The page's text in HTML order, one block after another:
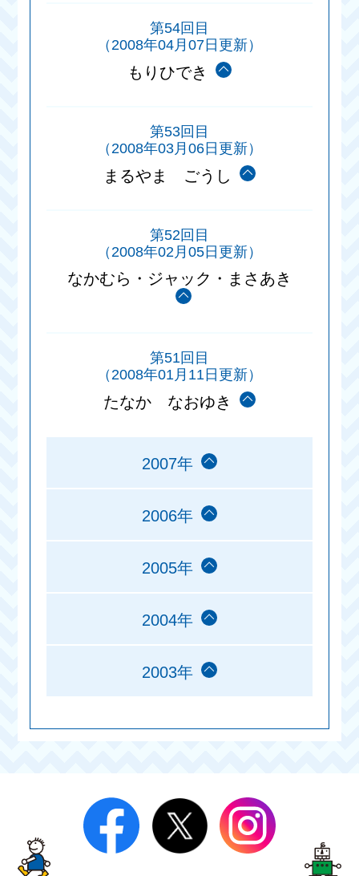
第54回目
（2008年04月07日更新）
もりひでき
第53回目
（2008年03月06日更新）
まるやま ごうし
第52回目
（2008年02月05日更新）
なかむら・ジャック・まさあき
第51回目
（2008年01月11日更新）
たなか なおゆき
2007年
2006年
2005年
2004年
2003年